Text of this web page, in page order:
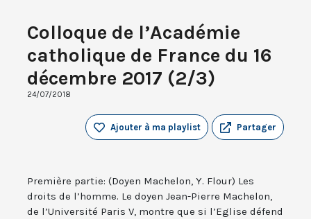
Colloque de l’Académie
catholique de France du 16
décembre 2017 (2/3)
24/07/2018
Partager
Ajouter à ma playlist
Première partie: (Doyen Machelon, Y. Flour) Les
droits de l’homme. Le doyen Jean-Pierre Machelon,
de l’Université Paris V, montre que si l’Eglise défend